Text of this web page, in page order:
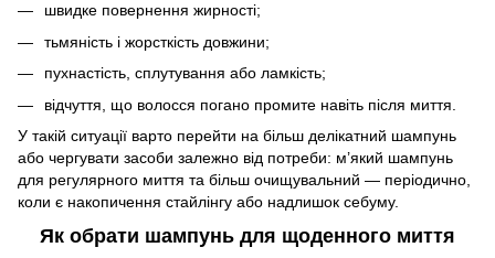
швидке повернення жирності;
тьмяність і жорсткість довжини;
пухнастість, сплутування або ламкість;
відчуття, що волосся погано промите навіть після миття.
У такій ситуації варто перейти на більш делікатний шампунь
або чергувати засоби залежно від потреби: м’який шампунь
для регулярного миття та більш очищувальний — періодично,
коли є накопичення стайлінгу або надлишок себуму.
Як обрати шампунь для щоденного миття